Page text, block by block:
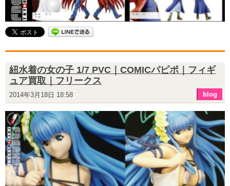
紐水着の女の子 1/7 PVC｜COMICパピポ｜フィギ
ュア買取｜フリークス
2014年3月18日 18:58 blog